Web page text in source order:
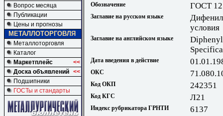
Вопрос месяца
Публикации
Цены и прогнозы
МЕТАЛЛОТОРГОВЛЯ
Металлоторговля
Каталог
Маркетплейс
<<
Доска объявлений <<
Подшипники
ГОСТы и стандарты
Обозначение ГОСТ
Заглавие на русском языке
условия
Заглавие на английском языке
Дата введения в действие
ОКС
Код ОКП 242351
Код КГС Л21
Индекс рубрикатора ГРНТИ 6137